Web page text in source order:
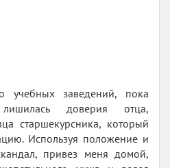
учебных заведений, пока
доверия отца,
старшекурсника, который
Используя положение и
привез меня домой,